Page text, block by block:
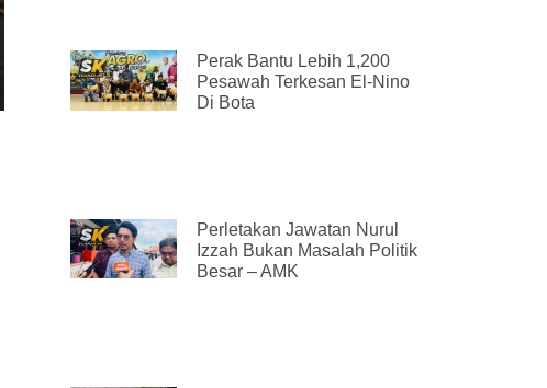
Perak Bantu Lebih 1,200
Pesawah Terkesan El-Nino
Di Bota
Perletakan Jawatan Nurul
Izzah Bukan Masalah Politik
Besar – AMK